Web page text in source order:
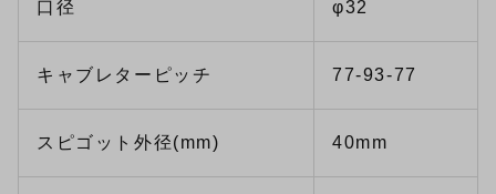
口径 φ32
キャブレターピッチ 77-93-77
スピゴット外径(mm) 40mm